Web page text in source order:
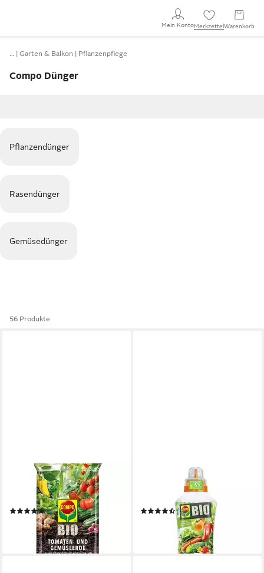
Mein KontoMerkzettel Warenkorb
… Garten & Balkon Pflanzenpflege
Compo Dünger
Pflanzendünger
Rasendünger
Gemüsedünger
56 Produkte
COMPO
Pflanzendünger COMPO Bio
Tomaten und Gemüseerde,
20 Ltr
(1)
16,30 €
(0,82 €/ 1 l)
in 5-6 Werktagen bei dir
Pflanzendünger COMPO Bio
Ltr
(2)
(18,60 €/ 1 l)
in 5-6 Werktagen bei dir